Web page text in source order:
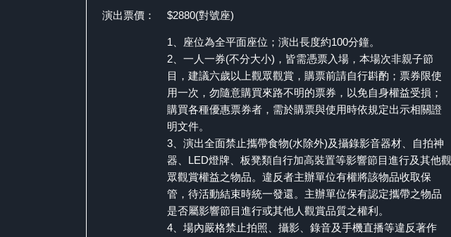
演出票價： $2880(對號座)
1、座位為全平面座位；演出長度約100分鐘。
2、一人一券(不分大小)，皆需憑票入場，本場次非親子節
目，建議六歲以上觀眾觀賞，購票前請自行斟酌；票券限使
用一次，勿隨意購買來路不明的票券，以免自身權益受損；
購買各種優惠票券者，需於購票與使用時依規定出示相關證
明文件。
3、演出全面禁止攜帶食物(水除外)及攝錄影音器材、自拍神
器、LED燈牌、板凳類自行加高裝置等影響節目進行及其他觀
眾觀賞權益之物品。違反者主辦單位有權將該物品收取保
管，待活動結束時統一發還。主辦單位保有認定攜帶之物品
是否屬影響節目進行或其他人觀賞品質之權利。
4、場內嚴格禁止拍照、攝影、錄音及手機直播等違反著作